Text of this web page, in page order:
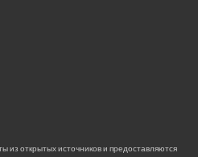
из открытых источников и предоставляются